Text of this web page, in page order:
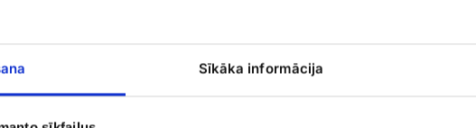
Sīkāka informācija
EUR 349.99
EUR 249.99